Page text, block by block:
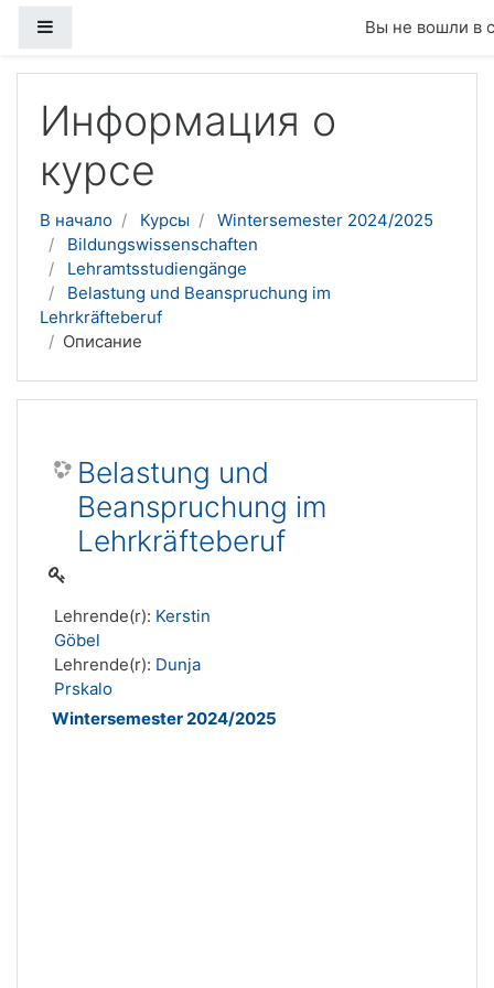
Вы не вошли в
Информация о
курсе
В начало Курсы
Wintersemester 2024/2025
Bildungswissenschaften
Lehramtsstudiengänge
Belastung und Beanspruchung im
Lehrkräfteberuf
Описание
Belastung und
Beanspruchung im
Lehrkräfteberuf
Lehrende(r): Kerstin
Göbel
Lehrende(r): Dunja
Prskalo
Wintersemester 2024/2025